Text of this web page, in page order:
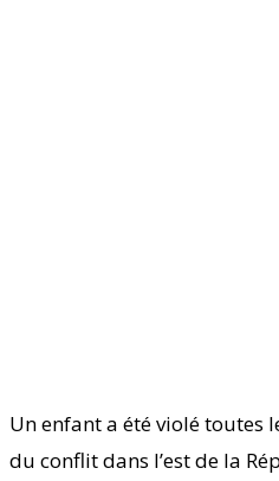
Un enfant a été violé toutes
du conflit dans l’est de la